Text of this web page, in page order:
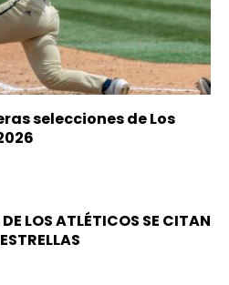
selecciones de Los
LOS ATLÉTICOS SE CITAN